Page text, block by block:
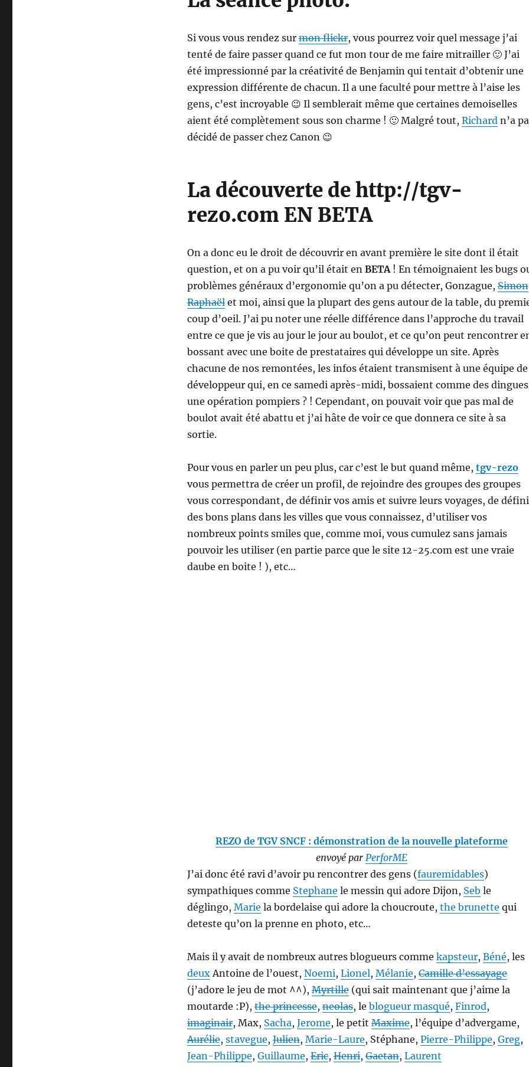
Si vous vous rendez sur mon flickr, vous pourrez voir quel message j’ai
tenté de faire passer quand ce fut mon tour de me faire mitrailler 🙂 J’ai
été impressionné par la créativité de Benjamin qui tentait d’obtenir une
expression différente de chacun. Il a une faculté pour mettre à l’aise les
gens, c’est incroyable 😉 Il semblerait même que certaines demoiselles
aient été complètement sous son charme ! 🙂 Malgré tout, Richardn’a
décidé de passer chez Canon 😉
La découverte de http://tgv-
rezo.com EN BETA
On a donc eu le droit de découvrir en avant première le site dont il était
question, et on a pu voir qu’il était en BETA ! En témoignaient les bugs
problèmes généraux d’ergonomie qu’on a pu détecter, Gonzague, Simon
Raphaëlet moi, ainsi que la plupart des gens autour de la table, du
coup d’oeil. J’ai pu noter une réelle différence dans l’approche du travail
entre ce que je vis au jour le jour au boulot, et ce qu’on peut rencontrer
bossant avec une boite de prestataires qui développe un site. Après
chacune de nos remontées, les infos étaient transmisent à une équipe de
développeur qui, en ce samedi après-midi, bossaient comme des
une opération pompiers ? ! Cependant, on pouvait voir que pas mal de
boulot avait été abattu et j’ai hâte de voir ce que donnera ce site à sa
sortie.
Pour vous en parler un peu plus, car c’est le but quand même, tgv-rezo
vous permettra de créer un profil, de rejoindre des groupes des groupes
vous correspondant, de définir vos amis et suivre leurs voyages, de
des bons plans dans les villes que vous connaissez, d’utiliser vos
nombreux points smiles que, comme moi, vous cumulez sans jamais
pouvoir les utiliser (en partie parce que le site 12-25.com est une vraie
daube en boite ! ), etc…
REZO de TGV SNCF : démonstration de la nouvelle plateforme
envoyé parPerforME
J’ai donc été ravi d’avoir pu rencontrer des gens (fauremidables)
sympathiques comme Stephane le messin qui adore Dijon, Seb le
déglingo, Marie la bordelaise qui adore la choucroute, the brunette qui
deteste qu’on la prenne en photo, etc…
Mais il y avait de nombreux autres blogueurs comme kapsteur, Béné, les
deuxAntoine de l’ouest, Noemi, Lionel, Mélanie, Camille d’essayage
(j’adore le jeu de mot ^^), Myrtille(qui sait maintenant que j’aime la
moutarde :P), the princesse, neolas, le blogueur masqué, Finrod,
imaginair, Max, Sacha, Jerome, le petit Maxime, l’équipe d’advergame,
Aurélie, stavegue, Julien, Marie-Laure, Stéphane, Pierre-Philippe, Greg,
Jean-Philippe, Guillaume, Eric, Henri, Gaetan, Laurent